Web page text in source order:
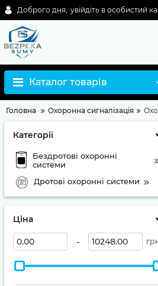
Доброго дня, увійдіть в особистий
Каталог товарів
Головна Охоронна сигналізація
Категорії
Бездротові охоронні
системи
Дротові охоронні системи
Ціна
-